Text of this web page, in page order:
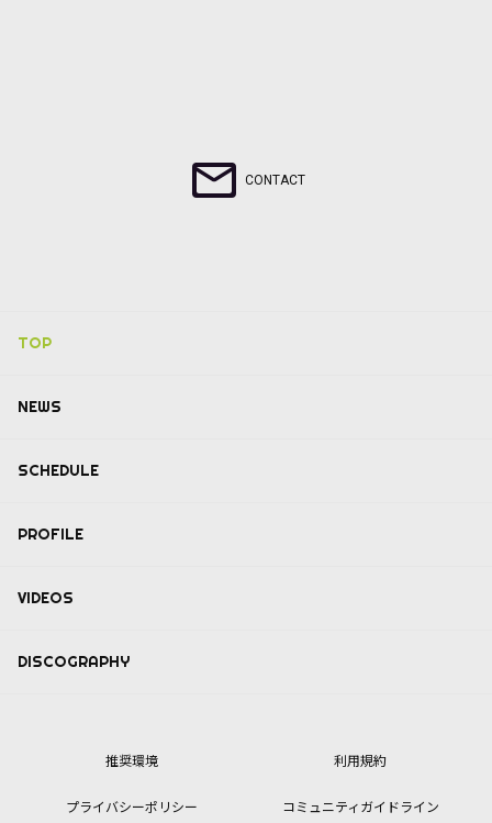
CONTACT
TOP
NEWS
SCHEDULE
PROFILE
VIDEOS
DISCOGRAPHY
推奨環境 利用規約
プライバシーポリシー コミュニティガイドライン